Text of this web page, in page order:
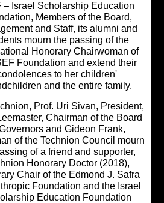
ISEF – Israel Scholarship
Foundation, Members of the Board,
Management and Staff, its alumni
students mourn the passing of the
International Honorary Chairwoman
the ISEF Foundation and extend
condolences to her children'
grandchildren and the entire family.
The Technion, Prof. Uri Sivan,
Scott Leemaster, Chairman of the
of Governors and Gideon Frank,
Chairman of the Technion Council
the passing of a friend and
Technion Honorary Doctor (2018),
Honorary Chair of the Edmond J.
Philanthropic Foundation and the
Scholarship Education Foundation